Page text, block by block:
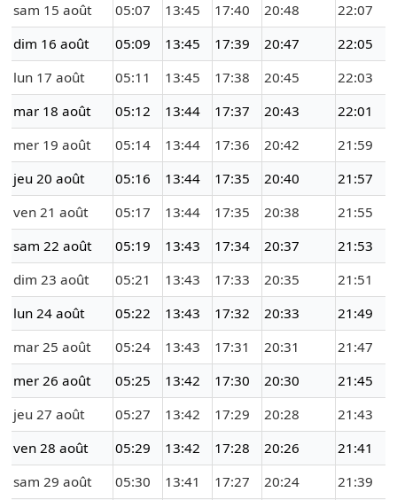
sam 15 août
05:07 13:45 17:40 20:48
22:07
dim 16 août
05:09 13:45 17:39 20:47
22:05
lun 17 août
05:11 13:45 17:38 20:45
22:03
mar 18 août
05:12 13:44 17:37 20:43
22:01
mer 19 août
05:14 13:44 17:36 20:42
21:59
jeu 20 août
05:16 13:44 17:35 20:40
21:57
ven 21 août
05:17 13:44 17:35 20:38
21:55
sam 22 août
05:19 13:43 17:34 20:37
21:53
dim 23 août
05:21 13:43 17:33 20:35
21:51
lun 24 août
05:22 13:43 17:32 20:33
21:49
mar 25 août
05:24 13:43 17:31 20:31
21:47
mer 26 août
05:25 13:42 17:30 20:30
21:45
jeu 27 août
05:27 13:42 17:29 20:28
21:43
ven 28 août
05:29 13:42 17:28 20:26
21:41
sam 29 août
05:30 13:41 17:27 20:24
21:39